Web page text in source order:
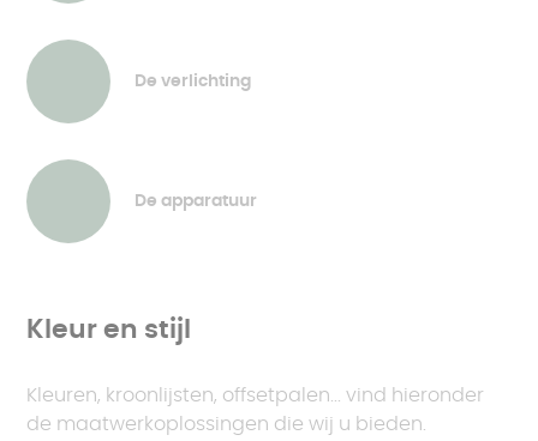
De verlichting
De apparatuur
Kleur en stijl
Kleuren, kroonlijsten, offsetpalen... vind hieronder
de maatwerkoplossingen die wij u bieden.